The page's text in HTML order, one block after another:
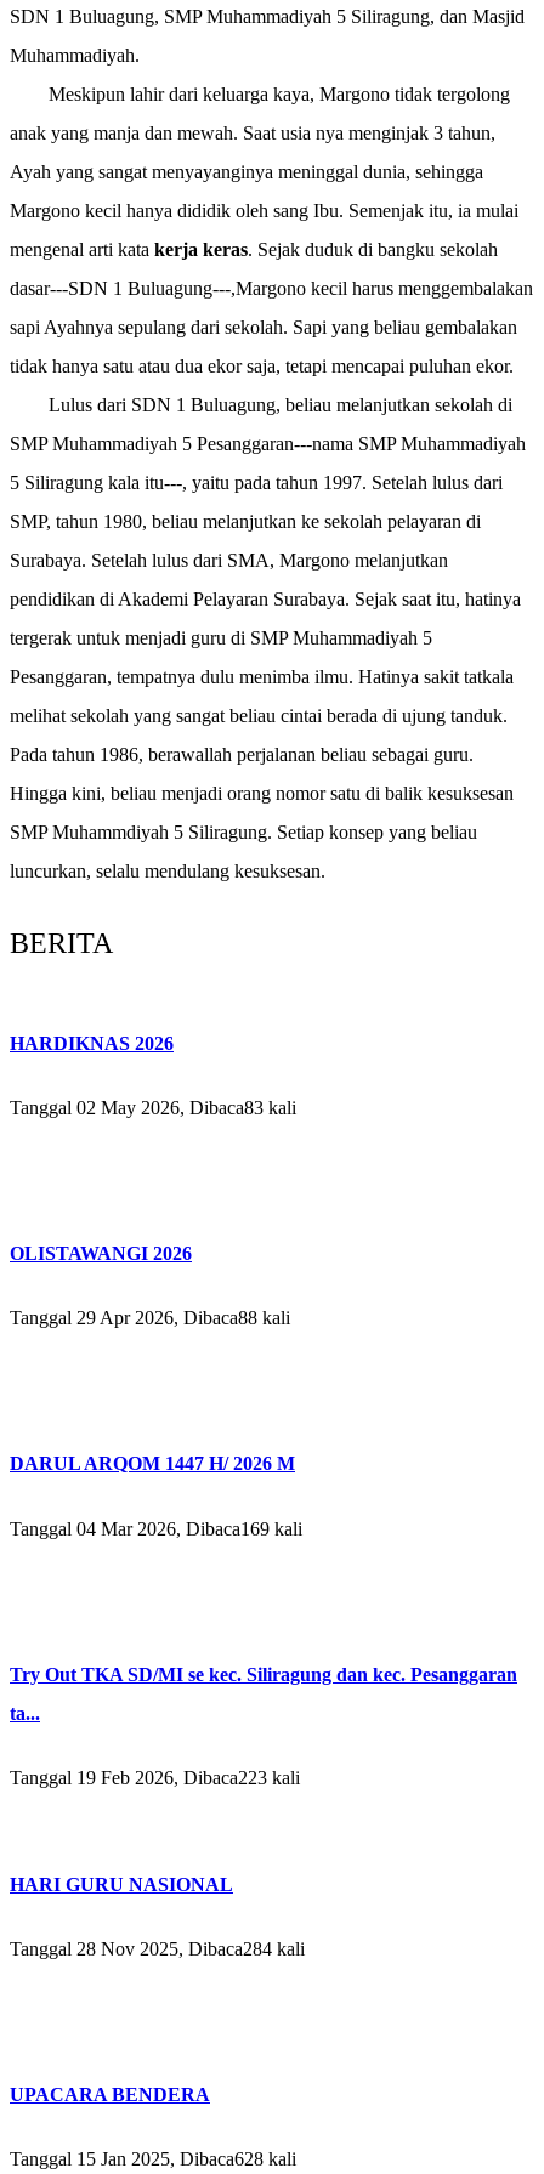
SDN 1 Buluagung, SMP Muhammadiyah 5 Siliragung, dan Masjid
Muhammadiyah.
Meskipun lahir dari keluarga kaya, Margono tidak tergolong
anak yang manja dan mewah. Saat usia nya menginjak 3 tahun,
Ayah yang sangat menyayanginya meninggal dunia, sehingga
Margono kecil hanya dididik oleh sang Ibu. Semenjak itu, ia mulai
mengenal arti kata kerja keras. Sejak duduk di bangku sekolah
dasar---SDN 1 Buluagung---,Margono kecil harus menggembalakan
sapi Ayahnya sepulang dari sekolah. Sapi yang beliau gembalakan
tidak hanya satu atau dua ekor saja, tetapi mencapai puluhan ekor.
Lulus dari SDN 1 Buluagung, beliau melanjutkan sekolah di
SMP Muhammadiyah 5 Pesanggaran---nama SMP Muhammadiyah
5 Siliragung kala itu---, yaitu pada tahun 1997. Setelah lulus dari
SMP, tahun 1980, beliau melanjutkan ke sekolah pelayaran di
Surabaya. Setelah lulus dari SMA, Margono melanjutkan
pendidikan di Akademi Pelayaran Surabaya. Sejak saat itu, hatinya
tergerak untuk menjadi guru di SMP Muhammadiyah 5
Pesanggaran, tempatnya dulu menimba ilmu. Hatinya sakit tatkala
melihat sekolah yang sangat beliau cintai berada di ujung tanduk.
Pada tahun 1986, berawallah perjalanan beliau sebagai guru.
Hingga kini, beliau menjadi orang nomor satu di balik kesuksesan
SMP Muhammdiyah 5 Siliragung. Setiap konsep yang beliau
luncurkan, selalu mendulang kesuksesan.
BERITA
HARDIKNAS 2026
Tanggal 02 May 2026, Dibaca83 kali
OLISTAWANGI 2026
Tanggal 29 Apr 2026, Dibaca88 kali
DARUL ARQOM 1447 H/ 2026 M
Tanggal 04 Mar 2026, Dibaca169 kali
Try Out TKA SD/MI se kec. Siliragung dan kec. Pesanggaran
ta...
Tanggal 19 Feb 2026, Dibaca223 kali
HARI GURU NASIONAL
Tanggal 28 Nov 2025, Dibaca284 kali
UPACARA BENDERA
Tanggal 15 Jan 2025, Dibaca628 kali